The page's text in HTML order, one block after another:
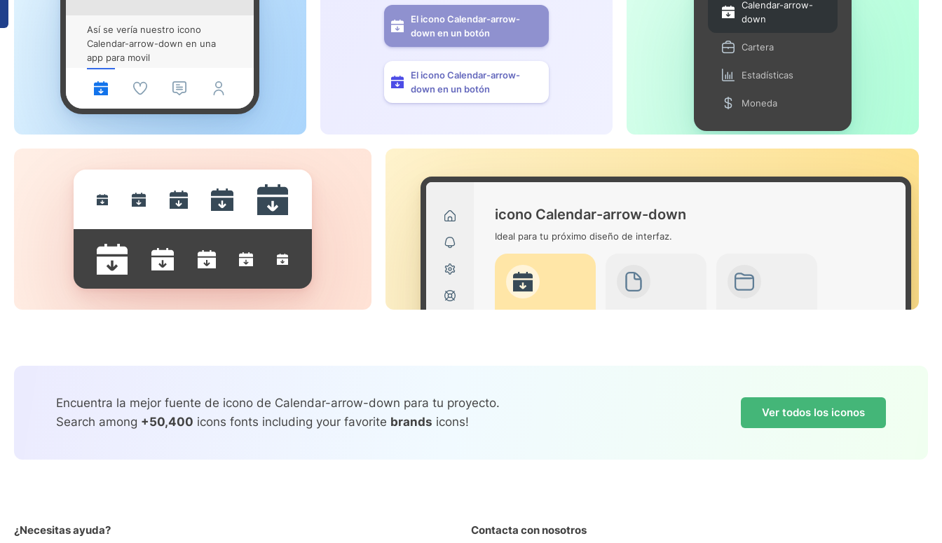
Así se vería nuestro icono
Calendar-arrow-down en una
app para movil
El icono Calendar-arrow-
down en un botón
El icono Calendar-arrow-
down en un botón
Calendar-arrow-
down
Cartera
Estadísticas
Moneda
icono Calendar-arrow-down
Ideal para tu próximo diseño de interfaz.
Encuentra la mejor fuente de icono de Calendar-arrow-down para tu proyecto.
Search among +50,400 icons fonts including your favorite brands icons!
Ver todos los iconos
¿Necesitas ayuda? Contacta con nosotros